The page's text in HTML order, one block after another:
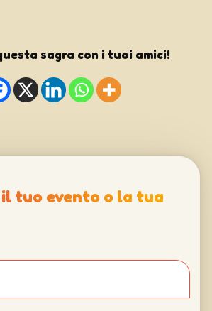
sagra con i tuoi amici!
tuo evento o la tua